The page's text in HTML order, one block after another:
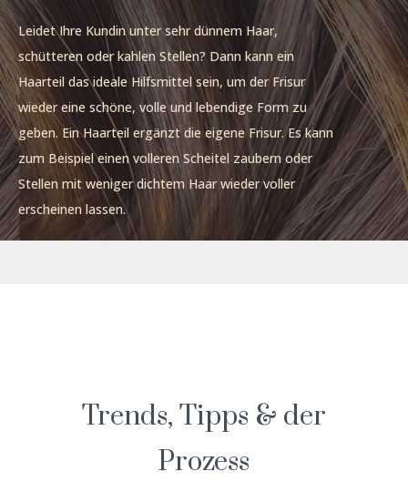
Leidet Ihre Kundin unter sehr dünnem Haar,
schütteren oder kahlen Stellen? Dann kann ein
Haarteil das ideale Hilfsmittel sein, um der Frisur
wieder eine schöne, volle und lebendige Form zu
geben. Ein Haarteil ergänzt die eigene Frisur. Es kann
zum Beispiel einen volleren Scheitel zaubern oder
Stellen mit weniger dichtem Haar wieder voller
erscheinen lassen.
Trends, Tipps & der
Prozess